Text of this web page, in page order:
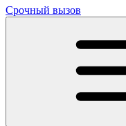
Срочный вызов